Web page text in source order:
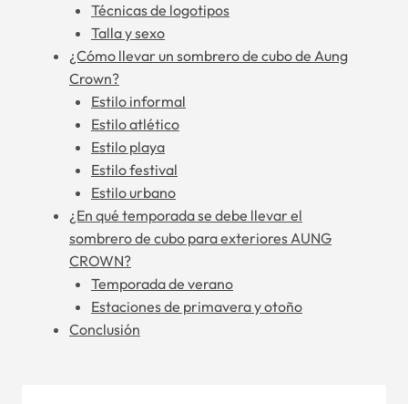
Técnicas de logotipos
Talla y sexo
¿Cómo llevar un sombrero de cubo de Aung
Crown?
Estilo informal
Estilo atlético
Estilo playa
Estilo festival
Estilo urbano
¿En qué temporada se debe llevar el
sombrero de cubo para exteriores AUNG
CROWN?
Temporada de verano
Estaciones de primavera y otoño
Conclusión